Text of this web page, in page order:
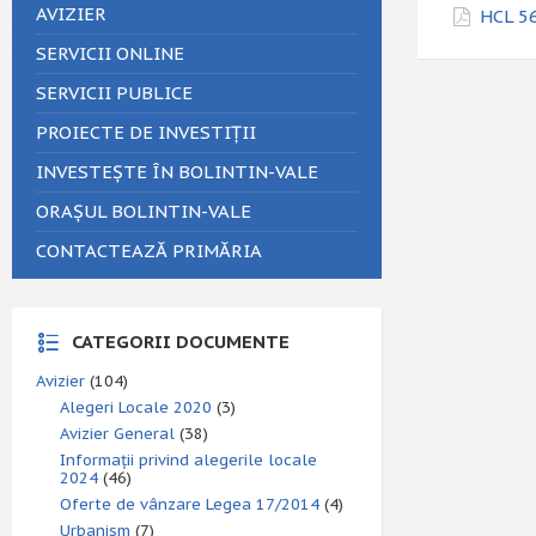
HCL
AVIZIER
SERVICII ONLINE
SERVICII PUBLICE
PROIECTE DE INVESTIȚII
INVESTEȘTE ÎN BOLINTIN-VALE
ORAȘUL BOLINTIN-VALE
CONTACTEAZĂ PRIMĂRIA
CATEGORII DOCUMENTE
Avizier (104)
Alegeri Locale 2020 (3)
Avizier General (38)
Informații privind alegerile locale
2024 (46)
Oferte de vânzare Legea 17/2014 (4)
Urbanism (7)